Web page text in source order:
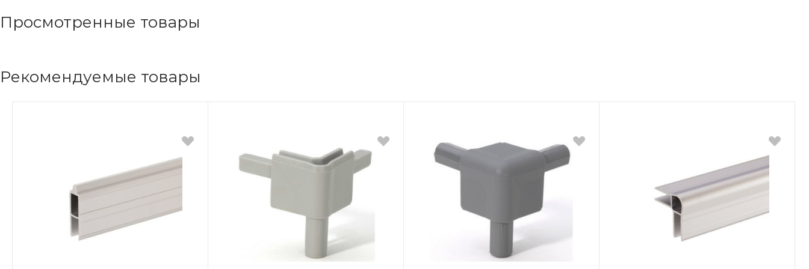
Просмотренные товары
Рекомендуемые товары